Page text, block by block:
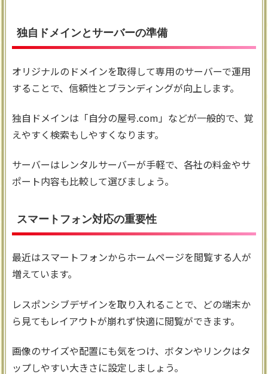
独自ドメインとサーバーの準備
オリジナルのドメインを取得して専用のサーバーで運用
することで、信頼性とブランディングが向上します。
独自ドメインは「自分の屋号.com」などが一般的で、覚
えやすく検索もしやすくなります。
サーバーはレンタルサーバーが手軽で、各社の料金やサ
ポート内容も比較して選びましょう。
スマートフォン対応の重要性
最近はスマートフォンからホームページを閲覧する人が
増えています。
レスポンシブデザインを取り入れることで、どの端末か
ら見てもレイアウトが崩れず快適に閲覧ができます。
画像のサイズや配置にも気をつけ、ボタンやリンクはタ
ップしやすい大きさに設定しましょう。